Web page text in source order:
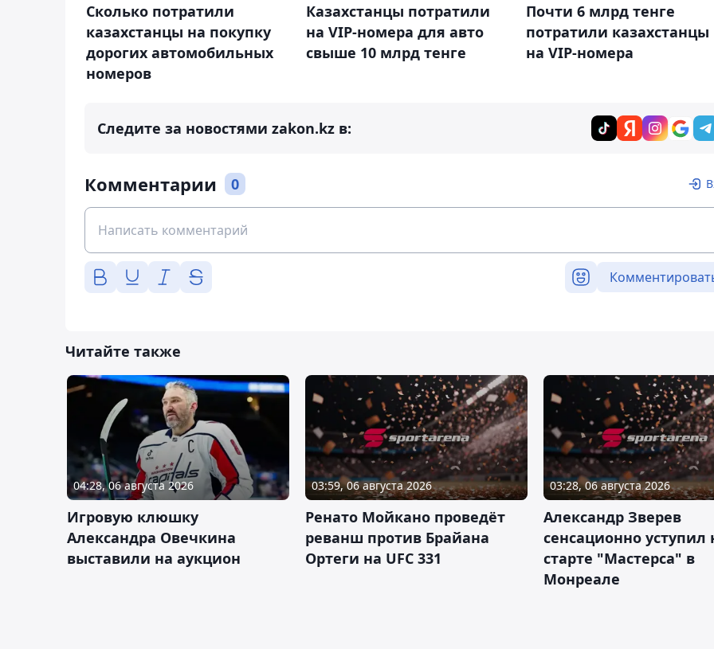
Сколько потратили
казахстанцы на покупку
дорогих автомобильных
номеров
Казахстанцы потратили
на VIP-номера для авто
свыше 10 млрд тенге
Почти 6 млрд тенге
потратили казахстанцы
на VIP-номера
Следите за новостями zakon.kz в:
Комментарии 0
Читайте также
04:28, 06 августа 2026
Игровую клюшку
Александра Овечкина
выставили на аукцион
03:59, 06 августа 2026
Ренато Мойкано проведёт
реванш против Брайана
Ортеги на UFC 331
03:28, 06 августа 2026
Александр Зверев
сенсационно уступил
старте "Мастерса" в
Монреале